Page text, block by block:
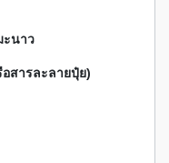
ะนาว
สารละลายปุ๋ย)